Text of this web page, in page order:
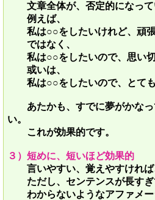
文章全体が、否定的になっ
例えば、
私は○○をしたいけれど、頑張
ではなく、
私は○○をしたいので、思い切
或いは、
私は○○をしたいので、とても
あたかも、すでに夢がかなっ
い。
これが効果的です。
３）短めに、短いほど効果的
言いやすい、覚えやすければ
ただし、センテンスが長すぎ
わからないようなアファメー